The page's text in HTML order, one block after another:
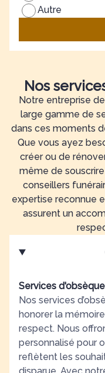
Autre
Nos
Notre entreprise
large gamme de
dans ces moments
Que vous ayez
créer ou de
même de
conseillers
expertise reconnue
assurent un
Services
Nos services
honorer la
respect. Nous
personnalisé pour
reflètent les